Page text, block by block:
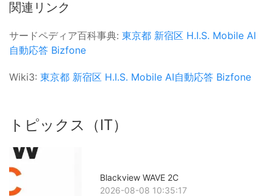
関連リンク
サードペディア百科事典: 東京都 新宿区 H.I.S. Mobile AI
自動応答 Bizfone
Wiki3: 東京都 新宿区 H.I.S. Mobile AI自動応答 Bizfone
トピックス（IT）
Blackview WAVE 2C
2026-08-08 10:35:17